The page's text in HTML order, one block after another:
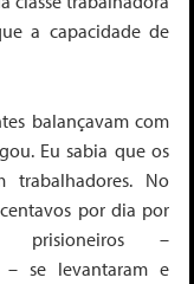
a capacidade de
balançavam com
Eu sabia que os
trabalhadores. No
por dia por
prisioneiros –
– se levantaram e